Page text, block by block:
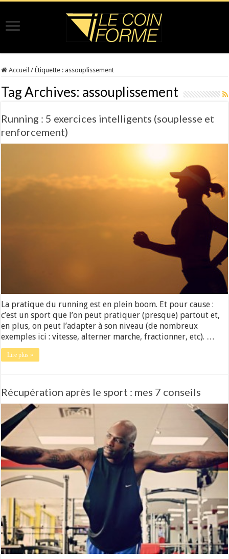
Accueil / Étiquette : assouplissement
Tag Archives: assouplissement
Running : 5 exercices intelligents (souplesse et
renforcement)
La pratique du running est en plein boom. Et pour cause :
c’est un sport que l’on peut pratiquer (presque) partout et,
en plus, on peut l’adapter à son niveau (de nombreux
exemples ici : vitesse, alterner marche, fractionner, etc). …
Lire plus »
Récupération après le sport : mes 7 conseils